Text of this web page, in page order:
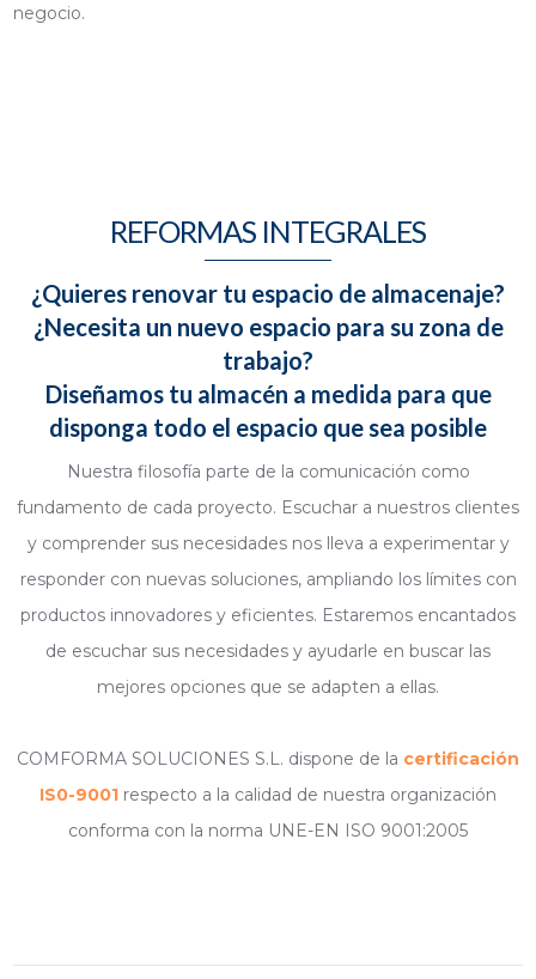
negocio.
REFORMAS INTEGRALES
¿Quieres renovar tu espacio de almacenaje?
¿Necesita un nuevo espacio para su zona de
trabajo?
Diseñamos tu almacén a medida para que
disponga todo el espacio que sea posible
Nuestra filosofía parte de la comunicación como
fundamento de cada proyecto. Escuchar a nuestros clientes
y comprender sus necesidades nos lleva a experimentar y
responder con nuevas soluciones, ampliando los límites con
productos innovadores y eficientes. Estaremos encantados
de escuchar sus necesidades y ayudarle en buscar las
mejores opciones que se adapten a ellas.
COMFORMA SOLUCIONES S.L. dispone de la certificación
IS0-9001 respecto a la calidad de nuestra organización
conforma con la norma UNE-EN ISO 9001:2005